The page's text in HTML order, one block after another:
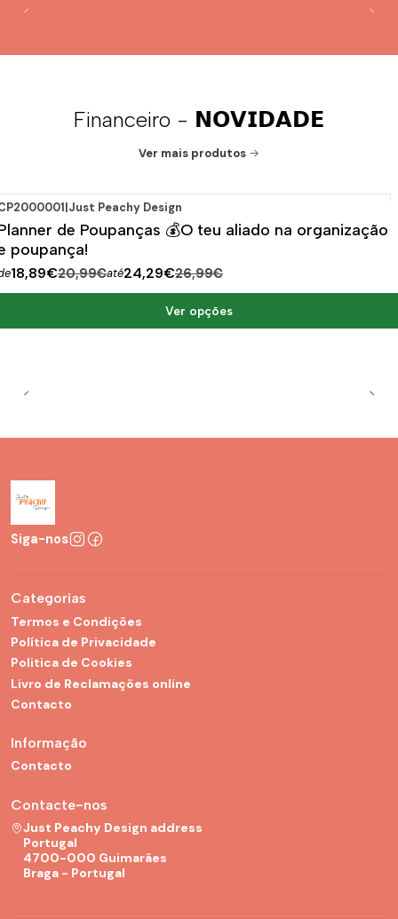
Financeiro - 𝗡𝗢𝗩𝗜𝗗𝗔𝗗𝗘
Ver mais produtos
DESCONTO
|Just Peachy Design
de Poupanças 💰O teu aliado na organização
poupança!
18,89€20,99€até24,29€26,99€
Ver opções
Siga-nos
Categorias
Termos e Condições
Política de Privacidade
Politica de Cookies
Livro de Reclamações online
Contacto
Informação
Contacto
Contacte-nos
Just Peachy Design address
Portugal
4700-000 Guimarães
Braga - Portugal